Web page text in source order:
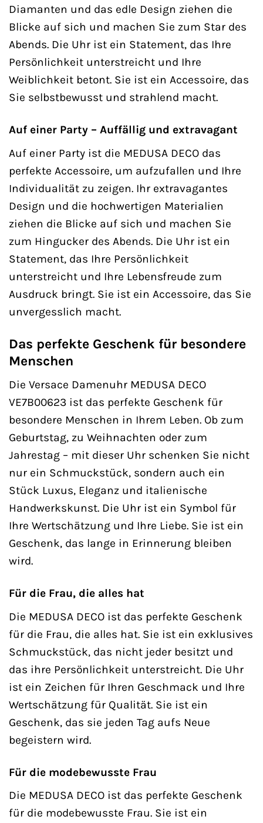
Diamanten und das edle Design ziehen die
Blicke auf sich und machen Sie zum Star des
Abends. Die Uhr ist ein Statement, das Ihre
Persönlichkeit unterstreicht und Ihre
Weiblichkeit betont. Sie ist ein Accessoire, das
Sie selbstbewusst und strahlend macht.
Auf einer Party – Auffällig und extravagant
Auf einer Party ist die MEDUSA DECO das
perfekte Accessoire, um aufzufallen und Ihre
Individualität zu zeigen. Ihr extravagantes
Design und die hochwertigen Materialien
ziehen die Blicke auf sich und machen Sie
zum Hingucker des Abends. Die Uhr ist ein
Statement, das Ihre Persönlichkeit
unterstreicht und Ihre Lebensfreude zum
Ausdruck bringt. Sie ist ein Accessoire, das Sie
unvergesslich macht.
Das perfekte Geschenk für besondere
Menschen
Die Versace Damenuhr MEDUSA DECO
VE7B00623 ist das perfekte Geschenk für
besondere Menschen in Ihrem Leben. Ob zum
Geburtstag, zu Weihnachten oder zum
Jahrestag – mit dieser Uhr schenken Sie nicht
nur ein Schmuckstück, sondern auch ein
Stück Luxus, Eleganz und italienische
Handwerkskunst. Die Uhr ist ein Symbol für
Ihre Wertschätzung und Ihre Liebe. Sie ist ein
Geschenk, das lange in Erinnerung bleiben
wird.
Für die Frau, die alles hat
Die MEDUSA DECO ist das perfekte Geschenk
für die Frau, die alles hat. Sie ist ein exklusives
Schmuckstück, das nicht jeder besitzt und
das ihre Persönlichkeit unterstreicht. Die Uhr
ist ein Zeichen für Ihren Geschmack und Ihre
Wertschätzung für Qualität. Sie ist ein
Geschenk, das sie jeden Tag aufs Neue
begeistern wird.
Für die modebewusste Frau
Die MEDUSA DECO ist das perfekte Geschenk
für die modebewusste Frau. Sie ist ein